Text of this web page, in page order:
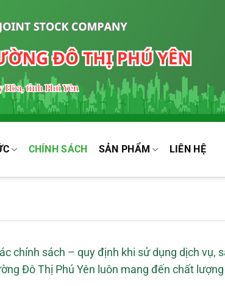
CHÍNH SÁCH SẢN PHẨM LIÊN HỆ
chính sách – quy định khi sử dụng dịch vụ,
Đô Thị Phú Yên luôn mang đến chất